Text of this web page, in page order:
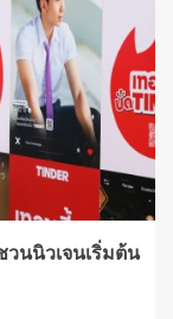
วนนิวเจนเริ่มต้น